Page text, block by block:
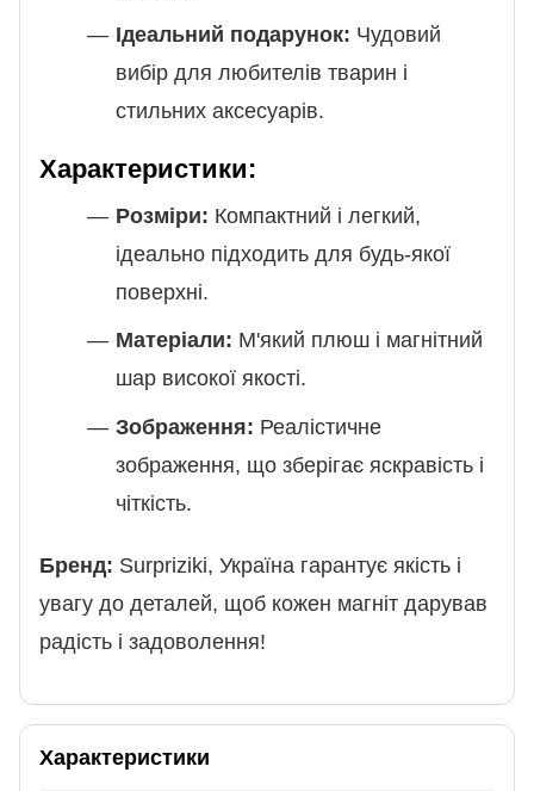
Ідеальний подарунок: Чудовий
вибір для любителів тварин і
стильних аксесуарів.
Характеристики:
Розміри: Компактний і легкий,
ідеально підходить для будь-якої
поверхні.
Матеріали: М'який плюш і магнітний
шар високої якості.
Зображення: Реалістичне
зображення, що зберігає яскравість і
чіткість.
Бренд: Surpriziki, Україна гарантує якість і
увагу до деталей, щоб кожен магніт дарував
радість і задоволення!
Характеристики